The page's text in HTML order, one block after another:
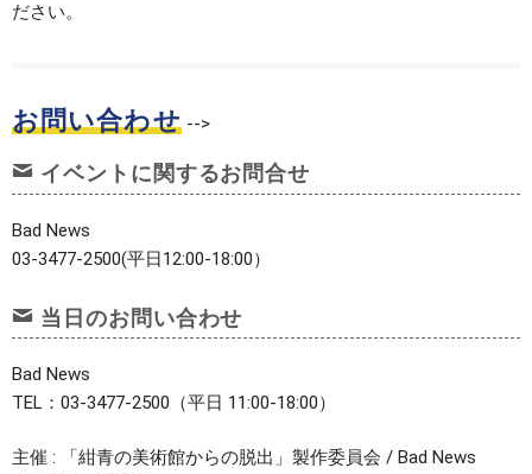
ださい。
お問い合わせ-->
イベントに関するお問合せ
Bad News
03-3477-2500(平日12:00-18:00）
当日のお問い合わせ
Bad News
TEL：03-3477-2500（平日 11:00-18:00）
主催 : 「紺青の美術館からの脱出」製作委員会 / Bad News